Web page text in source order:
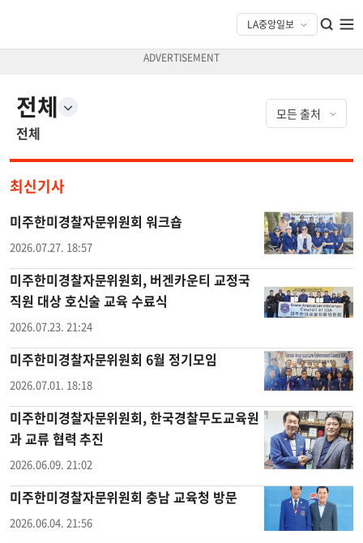
전체
전체
최신기사
미주한미경찰자문위원회 워크숍
2026.07.27. 18:57
미주한미경찰자문위원회, 버겐카운티 교정국
직원 대상 호신술 교육 수료식
2026.07.23. 21:24
미주한미경찰자문위원회 6월 정기모임
2026.07.01. 18:18
미주한미경찰자문위원회, 한국경찰무도교육원
과 교류 협력 추진
2026.06.09. 21:02
미주한미경찰자문위원회 충남 교육청 방문
2026.06.04. 21:56